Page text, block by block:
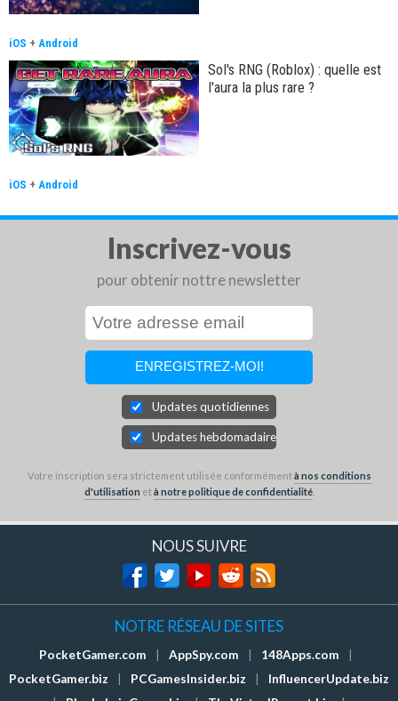
iOS + Android
Sol's RNG (Roblox) : quelle est
l'aura la plus rare ?
iOS + Android
Inscrivez-vous
pour obtenir nottre newsletter
Updates quotidiennes
Updates hebdomadaires
Votre inscription sera strictement utilisée conformémentà nos conditions
d'utilisation età notre politique de confidentialité.
NOUS SUIVRE
NOTRE RÉSEAU DE SITES
PocketGamer.com AppSpy.com 148Apps.com
PocketGamer.biz
PCGamesInsider.biz
InfluencerUpdate.biz